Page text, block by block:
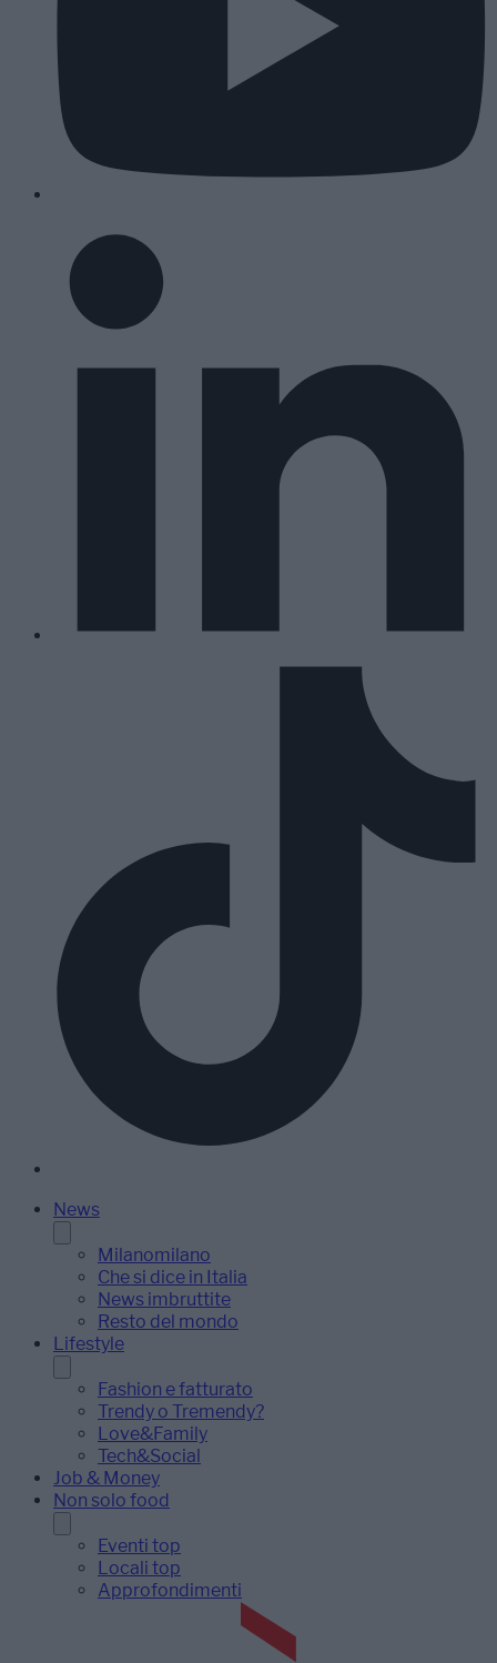
News
Milanomilano
Che si dice in Italia
News imbruttite
Resto del mondo
Lifestyle
Fashion e fatturato
Trendy o Tremendy?
Love&Family
Tech&Social
Job & Money
Non solo food
Eventi top
Locali top
Approfondimenti